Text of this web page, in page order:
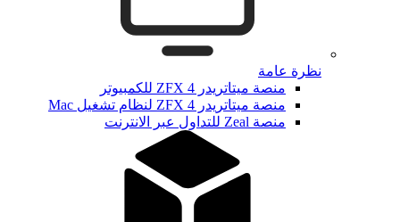
نظرة عامة
منصة ميتاتريدر ZFX 4 للكمبيوتر
منصة ميتاتريدر ZFX 4 لنظام تشغيل Mac
منصة Zeal للتداول عبر الانترنت